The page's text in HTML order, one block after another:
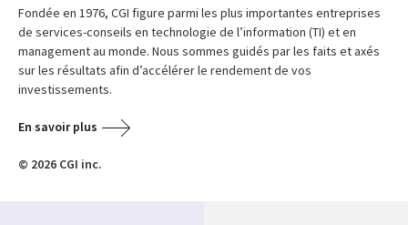
Fondée en 1976, CGI figure parmi les plus importantes entreprises
de services-conseils en technologie de l’information (TI) et en
management au monde. Nous sommes guidés par les faits et axés
sur les résultats afin d’accélérer le rendement de vos
investissements.
En savoir plus
© 2026 CGI inc.